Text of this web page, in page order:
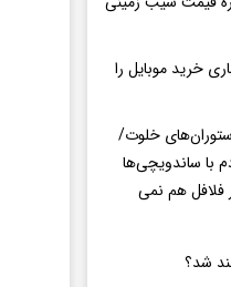
خرید موبایل را
خلوت/
با ساندویچی‌ها
فلافل هم نمی
شد؟